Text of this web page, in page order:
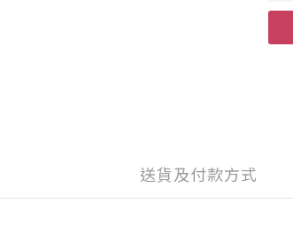
送貨及付款方式